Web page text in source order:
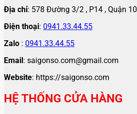
Địa chỉ: 578 Đường 3/2 , P14 , Quận 10
Điện thoại: 0941.33.44.55
Zalo : 0941.33.44.55
Email: saigonso.com@gmail.com
Website: https://saigonso.com
HỆ THỐNG CỬA HÀNG